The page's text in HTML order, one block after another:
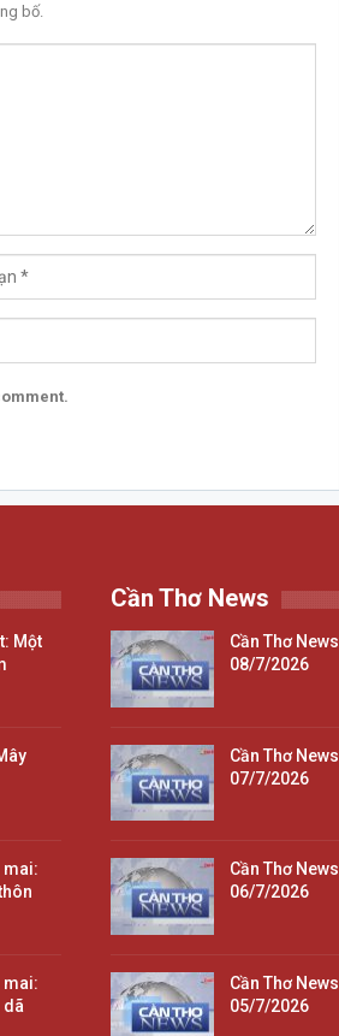
bố.
Một
mai:
mai:
dã
Cần Thơ News
Cần Thơ News |
08/7/2026
Cần Thơ News |
07/7/2026
Cần Thơ News |
06/7/2026
Cần Thơ News |
05/7/2026